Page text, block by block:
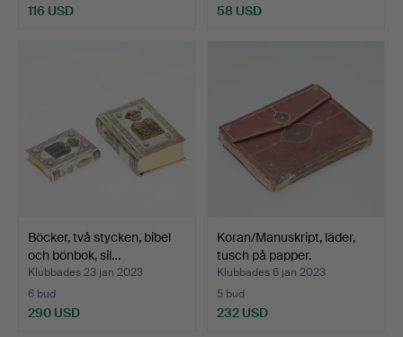
116 USD 58 USD
Böcker, två stycken, bibel
och bönbok, sil…
Klubbades 23 jan 2023
6 bud
290 USD
Koran/Manuskript, läder,
tusch på papper.
Klubbades 6 jan 2023
5 bud
232 USD